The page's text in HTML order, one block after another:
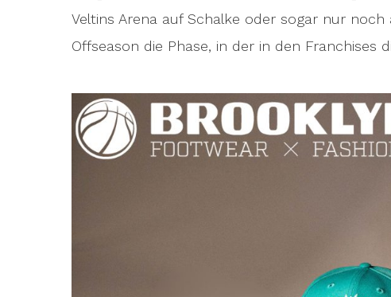
Veltins Arena auf Schalke oder sogar nur
Offseason die Phase, in der in den Franchises